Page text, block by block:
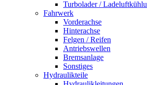
Turbolader /
Fahrwerk
Vorderachse
Hinterachse
Felgen / Reifen
Antriebswellen
Bremsanlage
Sonstiges
Hydraulikteile